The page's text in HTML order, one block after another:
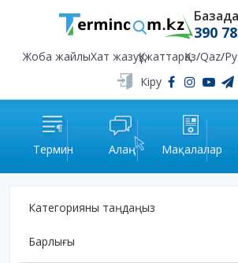
390
Жоба жайлыХат жазуҚұжаттарҚаз/Qaz/
Кіру
Термин Алаң Мақалалар
Категорияны таңдаңыз
Барлығы